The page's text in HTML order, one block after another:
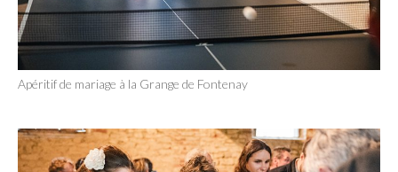
Apéritif de mariage à la Grange de Fontenay